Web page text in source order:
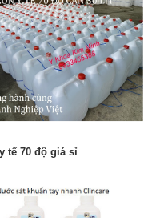
tế 70 độ giá sỉ